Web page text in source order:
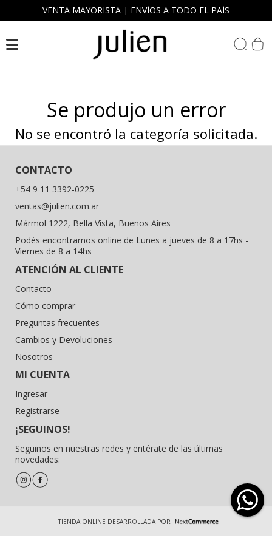
Julien
FW26
Open Submenu
Open Submenu
Cuenta
Open Submenu
VENTA MAYORISTA | ENVÍOS A TODO EL PAÍS
Se produjo un error
No se encontró la categoría solicitada.
CONTACTO
+54 9 11 3392-0225
ventas@julien.com.ar
Mármol 1222, Bella Vista, Buenos Aires
Podés encontrarnos online de Lunes a jueves de 8 a 17hs -
Viernes de 8 a 14hs
ATENCIÓN AL CLIENTE
Contacto
Cómo comprar
Preguntas frecuentes
Cambios y Devoluciones
Nosotros
MI CUENTA
Ingresar
Registrarse
¡SEGUINOS!
Seguinos en nuestras redes y entérate de las últimas
novedades:
TIENDA ONLINE DESARROLLADA POR